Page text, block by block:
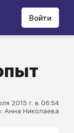
Войти
2015 г. в 06:54
Анна Николаева